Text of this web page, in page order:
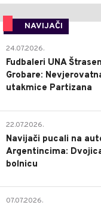
NAVIJAČI
24.07.2026.
Fudbaleri UNA
Grobare:
utakmice Partizana
22.07.2026.
Navijači pucali na
Argentincima:
bolnicu
07.07.2026.